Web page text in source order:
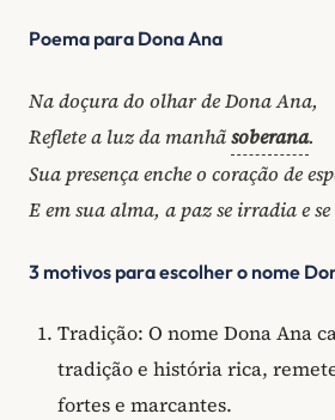
Poema para Dona Ana
Na doçura do olhar de Dona Ana,
Reflete a luz da manhãsoberana.
Sua presença enche o coração de
E em sua alma, a paz se irradia e
3 motivos para escolher o nome
Tradição: O nome Dona Ana
tradição e história rica,
fortes e marcantes.